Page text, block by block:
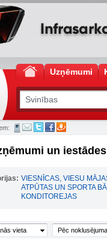
Uzņēmumi
un iestādes
VIESNĪCAS, VIESU
ATPŪTAS UN SPORTA
KONDITOREJAS
vieta Pēc noklusējuma